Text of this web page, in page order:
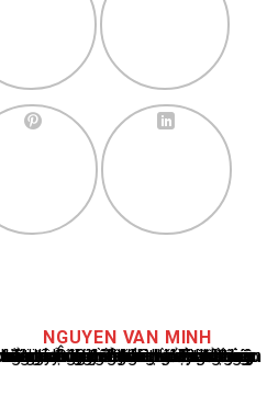
NGUYEN VAN MINH
Nguyễn Văn Minh là một trong những chuyên gia hàng đầu về báo cáo tin tức thể thao tại Việt Nam, với hơn 10 năm hoạt động trong ngành. Ông có kiến thức sâu rộng và kinh nghiệm đáng kể trong việc phân tích và báo cáo về các sự kiện thể thao hàng đầu. Sự hiểu biết sâu sắc của ông về ngành này đã giúp ông xây dựng uy tín và danh tiếng trong cộng đồng báo chí thể thao.